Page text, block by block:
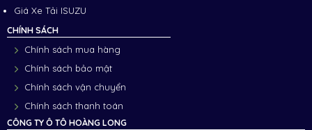
Giá Xe Tải ISUZU
CHÍNH SÁCH
Chính sách mua hàng
Chính sách bảo mật
Chính sách vận chuyển
Chính sách thanh toán
CÔNG TY Ô TÔ HOÀNG LONG